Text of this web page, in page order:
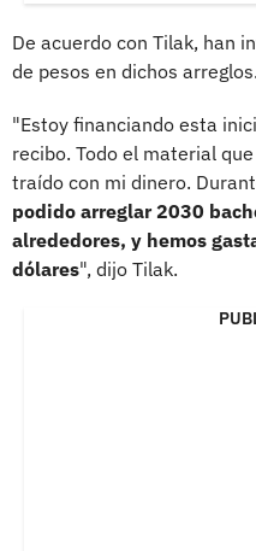
De acuerdo con Tilak, han
de pesos en dichos arreglos.
"Estoy financiando esta
recibo. Todo el material
traído con mi dinero.
podido arreglar 2030
alrededores, y hemos
dólares", dijo Tilak.